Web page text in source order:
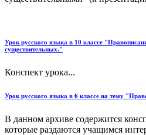
Урок русского языка в 10 классе
существительных."
Конспект урока...
Урок русского языка в 6 классе на тему
В данном архиве содержится
которые раздаются учащимся